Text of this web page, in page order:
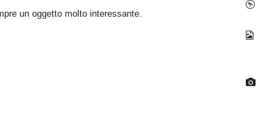
un oggetto molto interessante.